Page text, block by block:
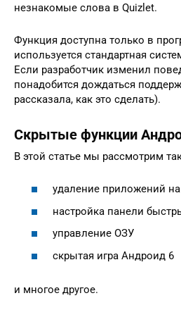
незнакомые слова в Quizlet.
Функция доступна только в
используется стандартная
Если разработчик изменил
понадобится дождаться
рассказала, как это сделать).
Скрытые функции
В этой статье мы рассмотрим
удаление приложений
настройка панели
управление ОЗУ
скрытая игра Андроид 6
и многое другое.